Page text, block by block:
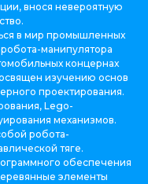
внося невероятную
в мир промышленных
манипулятора
концернах
изучению основ
проектирования.
Lego-
механизмов.
робота-
тяге.
обеспечения
элементы